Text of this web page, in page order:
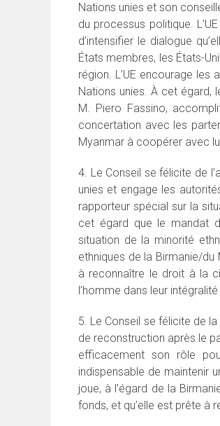
Nations unies et son
du processus politique.
d’intensifier le dialogue
États membres, les États-
région. L’UE encourage
Nations unies. À cet égard,
M. Piero Fassino,
concertation avec les
Myanmar à coopérer avec
4. Le Conseil se félicite de
unies et engage les
rapporteur spécial sur la
cet égard que le mandat
situation de la minorité
ethniques de la Birmanie/
à reconnaître le droit à la
l’homme dans leur
5. Le Conseil se félicite de
de reconstruction après le
efficacement son rôle
indispensable de maintenir
joue, à l’égard de la
fonds, et qu’elle est prête à